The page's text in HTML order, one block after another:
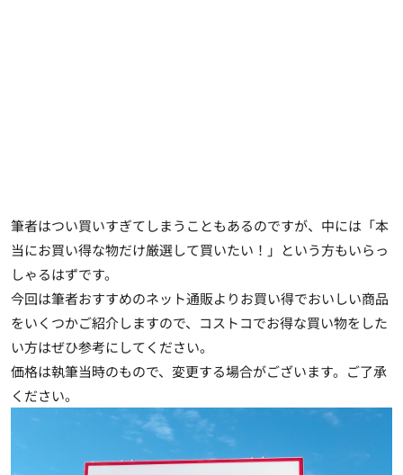
筆者はつい買いすぎてしまうこともあるのですが、中には「本
当にお買い得な物だけ厳選して買いたい！」という方もいらっ
しゃるはずです。
今回は筆者おすすめのネット通販よりお買い得でおいしい商品
をいくつかご紹介しますので、コストコでお得な買い物をした
い方はぜひ参考にしてください。
価格は執筆当時のもので、変更する場合がございます。ご了承
ください。